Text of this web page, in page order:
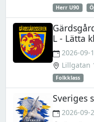
Herr U90
L - Lätta
2026-09-
Lillgatan
Folkklass
Sveriges
2026-09-